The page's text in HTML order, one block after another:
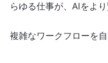
らゆる仕事が、AIをより
複雑なワークフローを自